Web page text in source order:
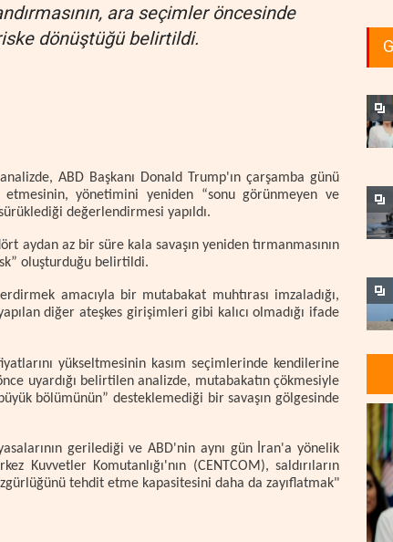
ara seçimler öncesinde
dönüştüğü belirtildi.
ABD Başkanı Donald Trump'ın çarşamba günü
yönetimini yeniden “sonu görünmeyen ve
değerlendirmesi yapıldı.
aydan az bir süre kala savaşın yeniden tırmanmasının
oluşturduğu belirtildi.
amacıyla bir mutabakat muhtırası imzaladığı,
diğer ateşkes girişimleri gibi kalıcı olmadığı ifade
yükseltmesinin kasım seçimlerinde kendilerine
uyardığı belirtilen analizde, mutabakatın çökmesiyle
bölümünün” desteklemediği bir savaşın gölgesinde
gerilediği ve ABD'nin aynı gün İran'a yönelik
Kuvvetler Komutanlığı'nın (CENTCOM), saldırıların
tehdit etme kapasitesini daha da zayıflatmak"